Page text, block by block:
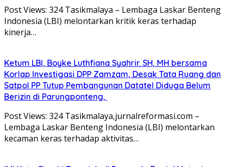
Post Views: 324 Tasikmalaya – Lembaga Laskar Benteng
Indonesia (LBI) melontarkan kritik keras terhadap
kinerja…
Ketum LBI, Boyke Luthfiana Syahrir. SH, MH bersama
Korlap Investigasi DPP Zamzam, Desak Tata Ruang dan
Satpol PP Tutup Pembangunan Datatel Diduga Belum
Berizin di Parungponteng,
Post Views: 324 Tasikmalaya,jurnalreformasi.com –
Lembaga Laskar Benteng Indonesia (LBI) melontarkan
kecaman keras terhadap aktivitas…